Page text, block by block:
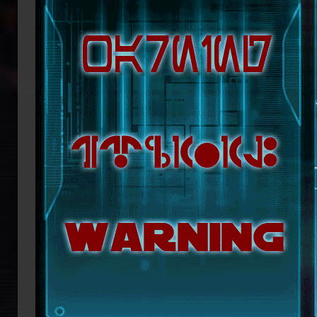
republikanische Anführerin Mon
Lage ist, möglicherweise bald die
Doch das bröckelnde Imperium ist
Truppenverbände vom Imperium
Coruscant über das weitere
mit blutiger Entschlossenheit die
Imperators. Mit seiner Armada
ihn mit der Einnahme von
Eindruck einer erneuten
sichert sich Vesperum die Loyalität